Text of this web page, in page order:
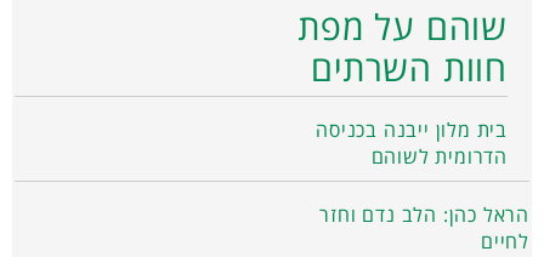
שוהם על מפת
חוות השרתים
בית מלון ייבנה בכניסה
הדרומית לשוהם
הראל כהן: הלב נדם וחזר
לחיים